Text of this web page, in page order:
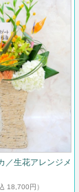
／生花アレンジメ
18,700円）